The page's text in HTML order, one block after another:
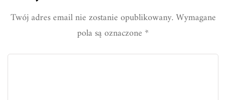
Twój adres email nie zostanie opublikowany.Wymagane
pola są oznaczone*